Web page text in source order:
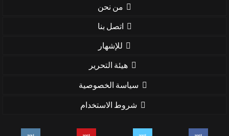
من نحن
اتصل بنا
للإشهار
هيئة التحرير
سياسة الخصوصية
شروط الاستخدام